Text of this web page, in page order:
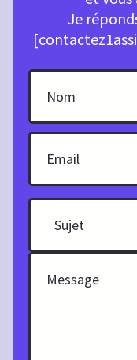
Je